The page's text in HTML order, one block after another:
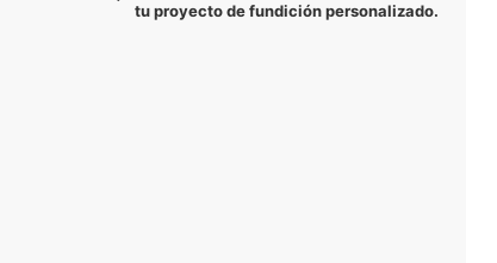
tu proyecto de fundición personalizado.